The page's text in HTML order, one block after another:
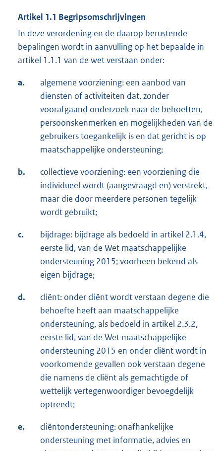
Artikel 1.1 Begripsomschrijvingen
In deze verordening en de daarop berustende
bepalingen wordt in aanvulling op het bepaalde in
artikel 1.1.1 van de wet verstaan onder:
a.
algemene voorziening: een aanbod van
diensten of activiteiten dat, zonder
voorafgaand onderzoek naar de behoeften,
persoonskenmerken en mogelijkheden van de
gebruikers toegankelijk is en dat gericht is op
maatschappelijke ondersteuning;
b.
collectieve voorziening: een voorziening die
individueel wordt (aangevraagd en) verstrekt,
maar die door meerdere personen tegelijk
wordt gebruikt;
c.
bijdrage: bijdrage als bedoeld in artikel 2.1.4,
eerste lid, van de Wet maatschappelijke
ondersteuning 2015; voorheen bekend als
eigen bijdrage;
d.
cliënt: onder cliënt wordt verstaan degene die
behoefte heeft aan maatschappelijke
ondersteuning, als bedoeld in artikel 2.3.2,
eerste lid, van de Wet maatschappelijke
ondersteuning 2015 en onder cliënt wordt in
voorkomende gevallen ook verstaan degene
die namens de cliënt als gemachtigde of
wettelijk vertegenwoordiger bevoegdelijk
optreedt;
e.
cliëntondersteuning: onafhankelijke
ondersteuning met informatie, advies en